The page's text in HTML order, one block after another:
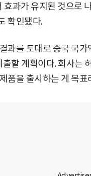
과가 유지된 것으로
확인됐다.
과를 토대로 중국 국
할 계획이다. 회사는
품을 출시하는 게 목표